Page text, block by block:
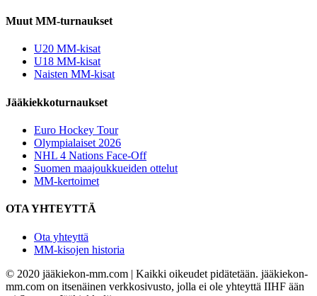
Muut MM-turnaukset
U20 MM-kisat
U18 MM-kisat
Naisten MM-kisat
Jääkiekkoturnaukset
Euro Hockey Tour
Olympialaiset 2026
NHL 4 Nations Face-Off
Suomen maajoukkueiden ottelut
MM-kertoimet
OTA YHTEYTTÄ
Ota yhteyttä
MM-kisojen historia
© 2020 jääkiekon-mm.com | Kaikki oikeudet pidätetään. jääkiekon-
mm.com on itsenäinen verkkosivusto, jolla ei ole yhteyttä IIHF ään